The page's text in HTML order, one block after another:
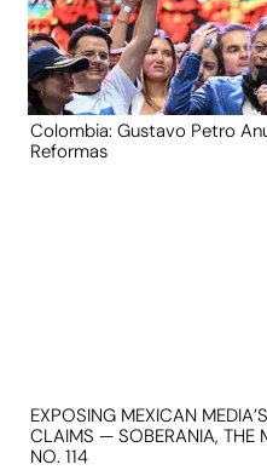
Colombia: Gustavo Petro
Reformas
EXPOSING MEXICAN
CLAIMS — SOBERANIA, THE
NO. 114